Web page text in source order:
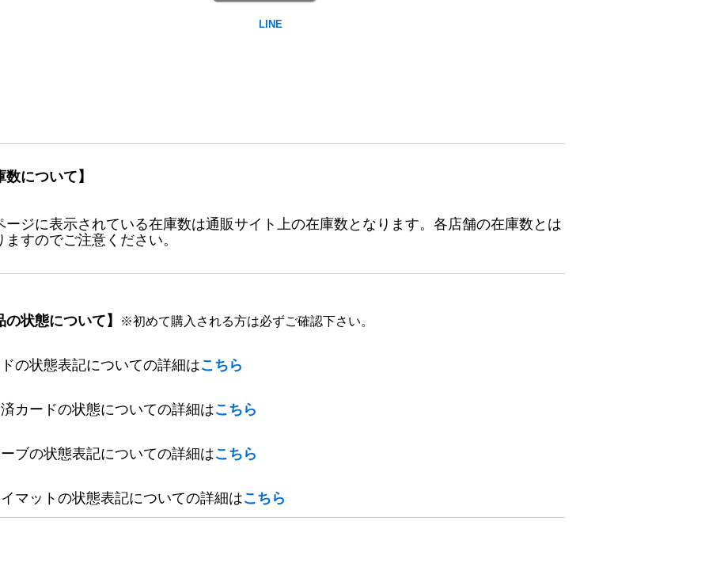
数について】
ージに表示されている在庫数は通販サイト上の在庫数となります。各店舗の在庫数とは
ますのでご注意ください。
の状態について】 ※初めて購入される方は必ずご確認下さい。
の状態表記についての詳細はこちら
カードの状態についての詳細はこちら
ブの状態表記についての詳細はこちら
マットの状態表記についての詳細はこちら